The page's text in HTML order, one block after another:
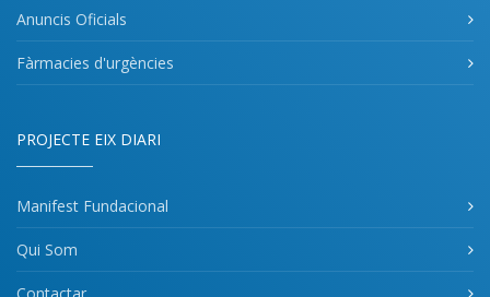
Anuncis Oficials
Fàrmacies d'urgències
PROJECTE EIX DIARI
Manifest Fundacional
Qui Som